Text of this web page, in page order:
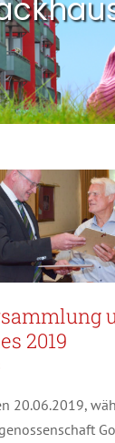
2019
20.06.2019,